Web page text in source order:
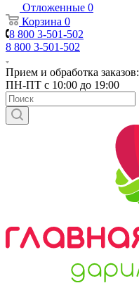
Отложенные 0
Корзина 0
8 800 3-501-502
8 800 3-501-502
Прием и обработка заказов:
ПН-ПТ с 10:00 до 19:00